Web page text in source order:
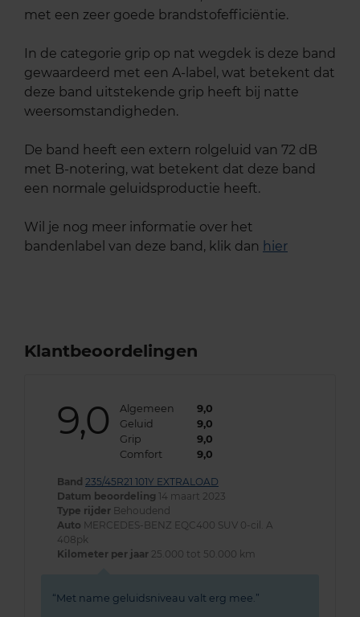
met een zeer goede brandstofefficiëntie.
In de categorie grip op nat wegdek is deze band
gewaardeerd met een A-label, wat betekent dat
deze band uitstekende grip heeft bij natte
weersomstandigheden.
De band heeft een extern rolgeluid van 72 dB
met B-notering, wat betekent dat deze band
een normale geluidsproductie heeft.
Wil je nog meer informatie over het
bandenlabel van deze band, klik dan hier
Klantbeoordelingen
9,0 Algemeen
9,0
Geluid
9,0
Grip
9,0
Comfort
9,0
Band 235/45R21 101Y EXTRALOAD
Datum beoordeling 14 maart 2023
Type rijder Behoudend
Auto MERCEDES-BENZ EQC400 SUV 0-cil. A
408pk
Kilometer per jaar 25.000 tot 50.000 km
Met name geluidsniveau valt erg mee.